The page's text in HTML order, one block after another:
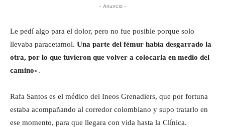
- Anuncio -
Le pedí algo para el dolor, pero no fue posible porque solo
llevaba paracetamol. Una parte del fémur había desgarrado la
otra, por lo que tuvieron que volver a colocarla en medio del
camino«.
Rafa Santos es el médico del Ineos Grenadiers, que por fortuna
estaba acompañando al corredor colombiano y supo tratarlo en
ese momento, para que llegara con vida hasta la Clínica.